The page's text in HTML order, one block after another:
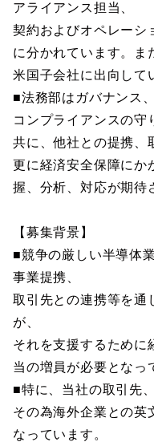
アライアンス担当、
契約およびオペレーシ
に分かれています。ま
米国子会社に出向して
■法務部はガバナンス、
コンプライアンスの守
共に、他社との提携、
更に経済安全保障にか
握、分析、対応が期待
【募集背景】
■競争の厳しい半導体
事業提携、
取引先との連携等を通
が、
それを支援するために
当の増員が必要となっ
■特に、当社の取引先
その為海外企業との英
なっています。